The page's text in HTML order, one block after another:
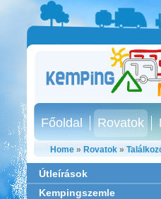
Főoldal Rovatok
Home » Rovatok »
Útleírások
Kempingszemle